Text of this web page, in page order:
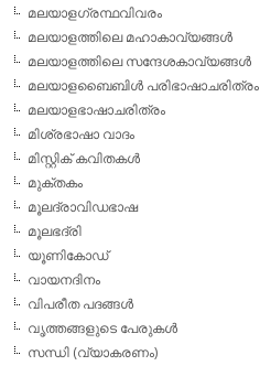
മലയാളഗ്രന്ഥവിവരം
മലയാളത്തിലെ മഹാകാവ്യങ്ങള്‍
മലയാളത്തിലെ സന്ദേശകാവ്യങ്ങള്‍
മലയാളബൈബിള്‍ പരിഭാഷാചരിത്രം
മലയാളഭാഷാചരിത്രം
മിശ്രഭാഷാ വാദം
മിസ്റ്റിക് കവിതകള്‍
മുക്തകം
മൂലദ്രാവിഡഭാഷ
മൂലഭദ്രി
യൂണികോഡ്
വായനദിനം
വിപരീത പദങ്ങള്‍
വൃത്തങ്ങളുടെ പേരുകള്‍
സന്ധി (വ്യാകരണം)